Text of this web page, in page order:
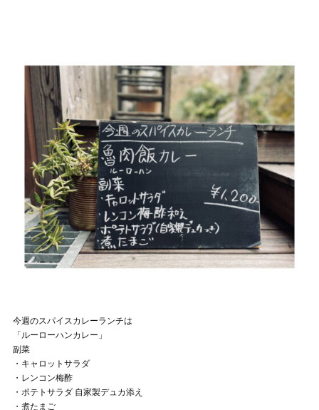
今週のスパイスカレーランチは
「ルーローハンカレー」
副菜
・キャロットサラダ
・レンコン梅酢
・ポテトサラダ 自家製デュカ添え
・煮たまご